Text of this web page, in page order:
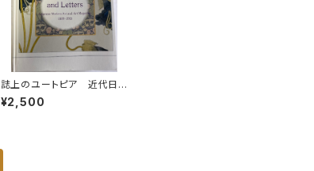
誌上のユートピア 近代日
本の絵画と美術雑誌1889-1
915 神奈川県立近代美術
¥2,500